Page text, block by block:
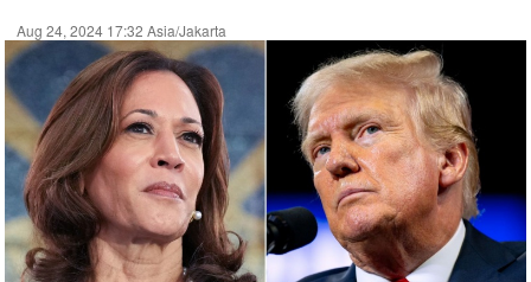
Aug 24, 2024 17:32 Asia/Jakarta